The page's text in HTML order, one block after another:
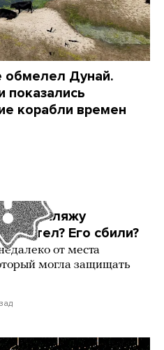
обмелел Дунай.
показались
корабли времен
по пляжу
летел? Его сбили?
от места
могла защищать